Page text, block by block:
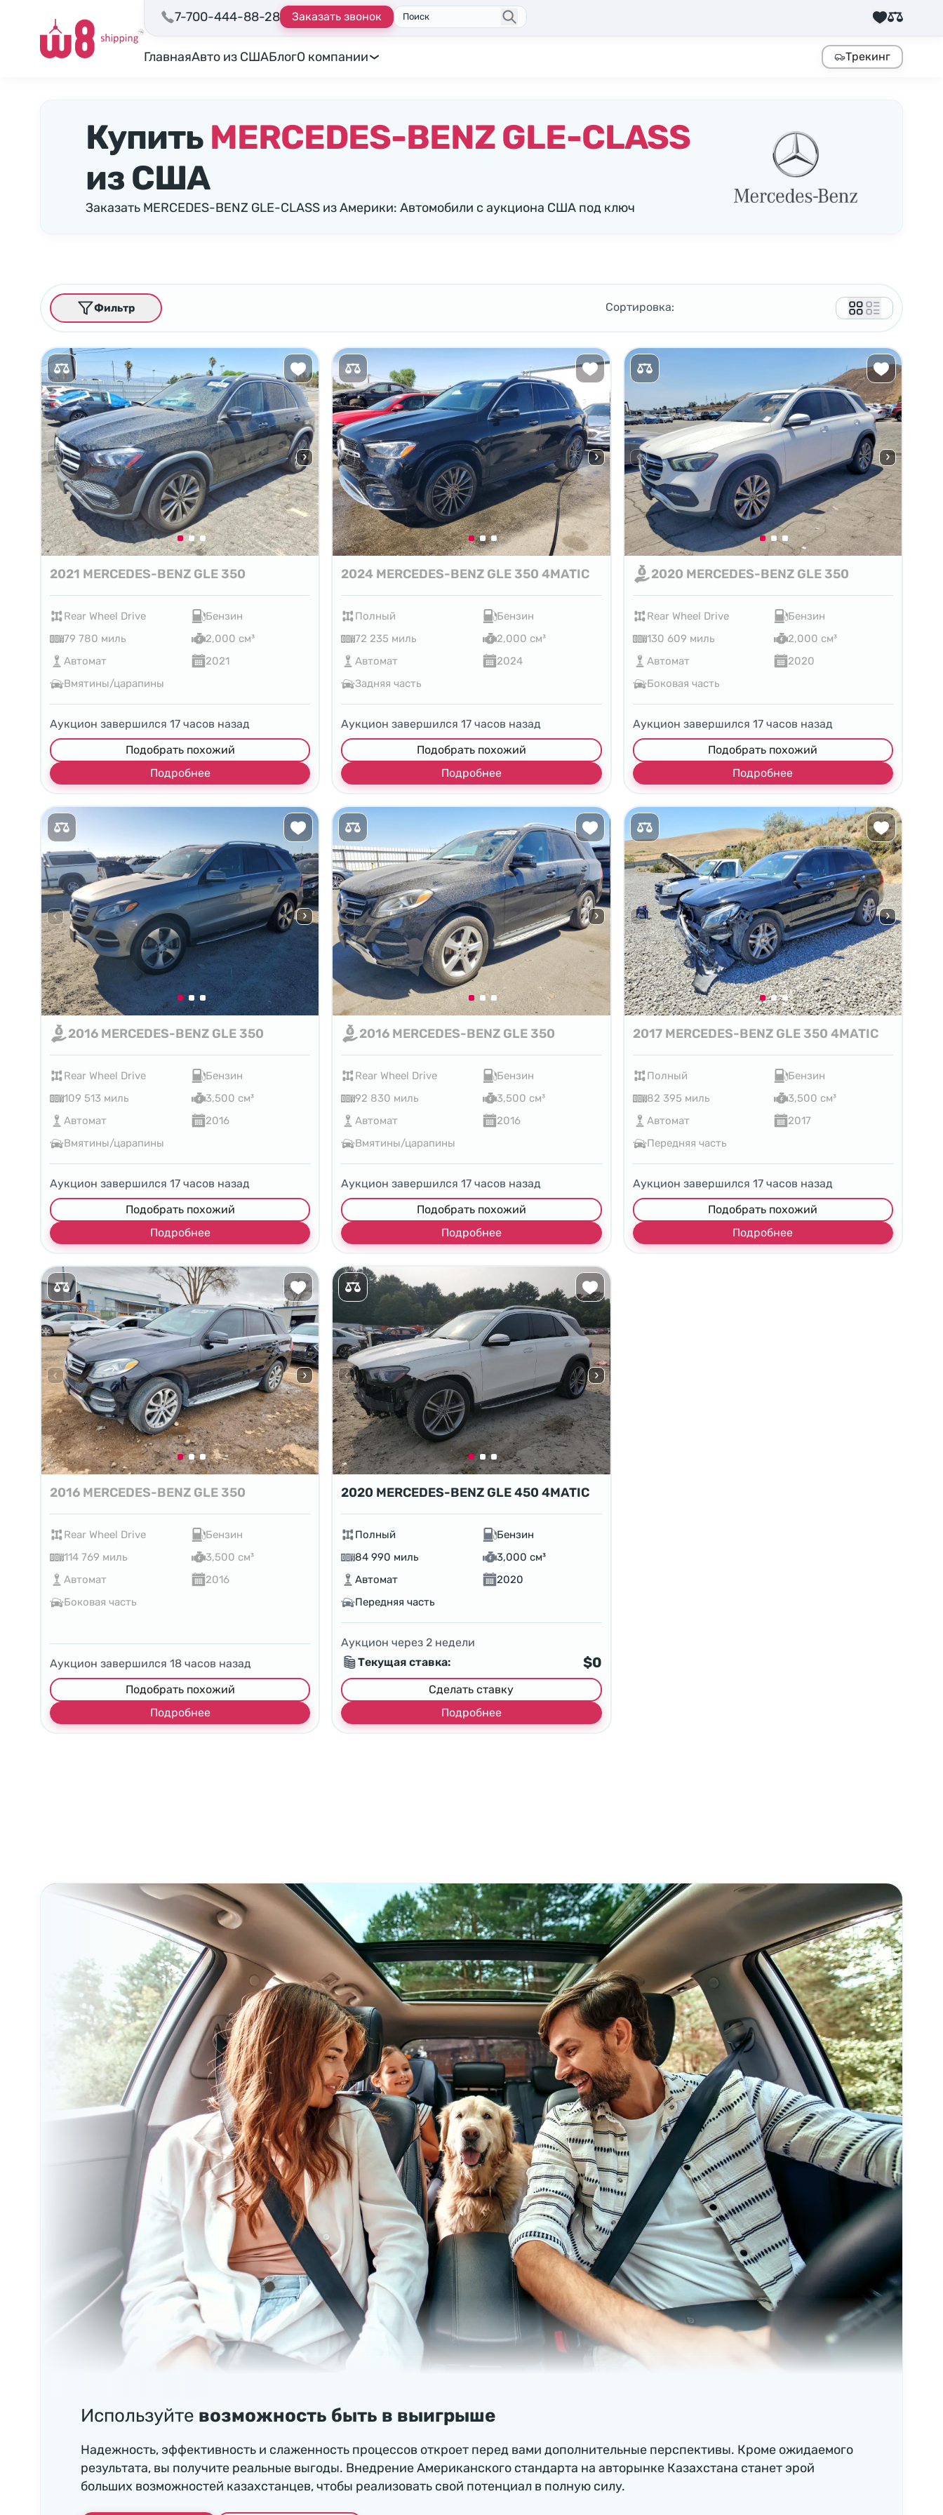
7-700-444-88-28 Заказать звонок Поиск
ГлавнаяАвто из СШАБлогО компании Трекинг
Купить MERCEDES-BENZ GLE-CLASS
из США
Заказать MERCEDES-BENZ GLE-CLASS из Америки: Автомобили с аукциона США под ключ
Сортировка:
Фильтр
2021 MERCEDES-BENZ GLE 350
Rear Wheel Drive
Бензин
79 780 миль
2,000 см³
Автомат
2021
Вмятины/царапины
Аукцион завершился 17 часов назад
Подобрать похожий
Подробнее
2024 MERCEDES-BENZ GLE 350 4MATIC
Полный
Бензин
72 235 миль
2,000 см³
Автомат
2024
Задняя часть
Аукцион завершился17 часов назад
Подобрать похожий
Подробнее
2020 MERCEDES-BENZ GLE 350
Rear Wheel Drive
Бензин
130 609 миль
2,000 см³
Автомат
2020
Боковая часть
Аукцион завершился 17часов назад
Подобрать похожий
Подробнее
2016 MERCEDES-BENZ GLE 350
Rear Wheel Drive
Бензин
109 513 миль
3,500 см³
Автомат
2016
Вмятины/царапины
Аукцион завершился 17 часов назад
Подобрать похожий
Подробнее
2016 MERCEDES-BENZ GLE 350
Rear Wheel Drive
Бензин
92 830 миль
3,500 см³
Автомат
2016
Вмятины/царапины
Аукцион завершился17 часов назад
Подобрать похожий
Подробнее
2017 MERCEDES-BENZ GLE 350 4MATIC
Полный
Бензин
82 395 миль
3,500 см³
Автомат
2017
Передняя часть
Аукцион завершился 17часов назад
Подобрать похожий
Подробнее
2016 MERCEDES-BENZ GLE 350
Rear Wheel Drive
Бензин
114 769 миль
3,500 см³
Автомат
2016
Боковая часть
Аукцион завершился 18 часов назад
Подобрать похожий
Подробнее
2020 MERCEDES-BENZ GLE 450 4MATIC
Полный
Бензин
84 990 миль
3,000 см³
Автомат
2020
Передняя часть
Аукцион через 2 недели
Текущая ставка:
$0
Сделать ставку
Подробнее
Используйте возможность быть в выигрыше
Надежность, эффективность и слаженность процессов откроет перед вами дополнительные перспективы. Кроме ожидаемого
результата, вы получите реальные выгоды. Внедрение Американского стандарта на авторынке Казахстана станет эрой
больших возможностей казахстанцев, чтобы реализовать свой потенциал в полную силу.